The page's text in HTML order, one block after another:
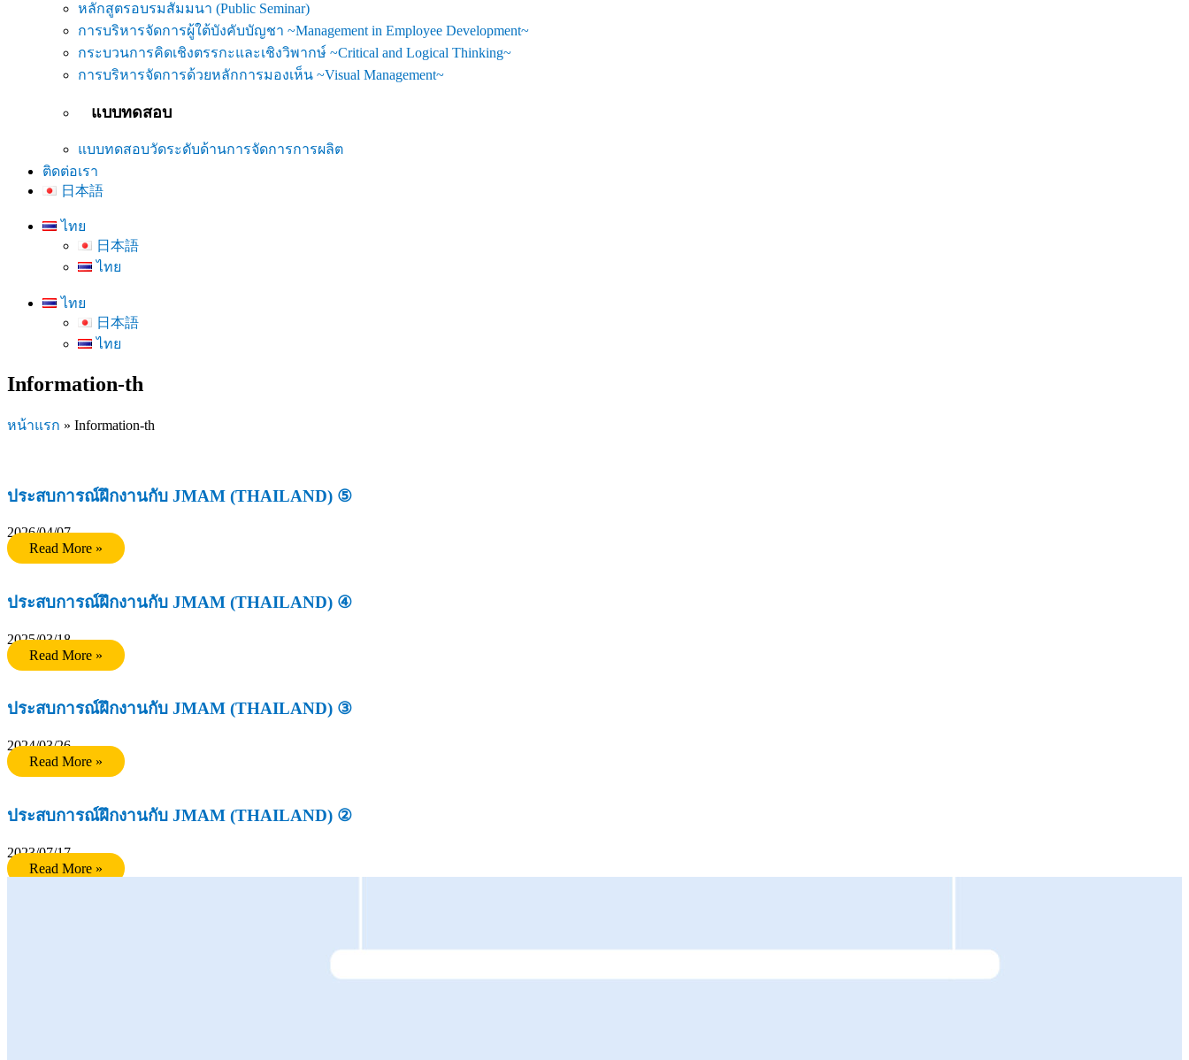
หลักสูตรอบรมสัมมนา (Public Seminar)
การบริหารจัดการผู้ใต้บังคับบัญชา ~Management in Employee Development~
กระบวนการคิดเชิงตรรกะและเชิงวิพากษ์ ~Critical and Logical Thinking~
การบริหารจัดการด้วยหลักการมองเห็น ~Visual Management~
แบบทดสอบ
แบบทดสอบวัดระดับด้านการจัดการการผลิต
ติดต่อเรา
日本語
ไทย
日本語
ไทย
ไทย
日本語
ไทย
Information-th
หน้าแรก » Information-th
ประสบการณ์ฝึกงานกับ JMAM (THAILAND) ⑤
2026/04/07
Read More »
ประสบการณ์ฝึกงานกับ JMAM (THAILAND) ④
2025/03/18
Read More »
ประสบการณ์ฝึกงานกับ JMAM (THAILAND) ③
2024/03/26
Read More »
ประสบการณ์ฝึกงานกับ JMAM (THAILAND) ②
2023/07/17
Read More »